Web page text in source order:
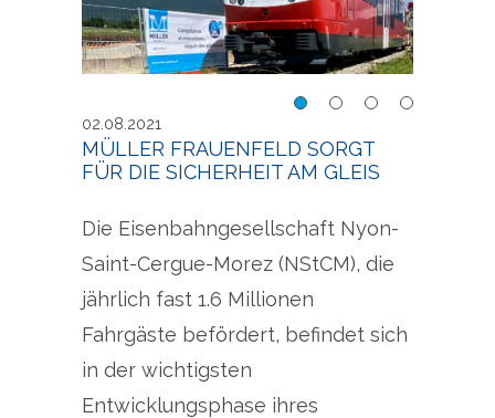
Müller Frauenfeld sorgt für
die Sicherheit am Gleis
02.08.2021
MÜLLER FRAUENFELD SORGT
FÜR DIE SICHERHEIT AM GLEIS
Die Eisenbahngesellschaft Nyon-
Saint-Cergue-Morez (NStCM), die
jährlich fast 1.6 Millionen
Fahrgäste befördert, befindet sich
in der wichtigsten
Entwicklungsphase ihres